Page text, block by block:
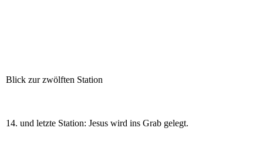
Blick zur zwölften Station
14. und letzte Station: Jesus wird ins Grab gelegt.